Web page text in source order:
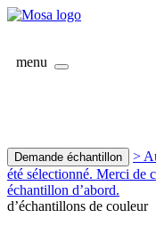
menu
Demande échantillon
>
été sélectionné. Merci de
échantillon d’abord.
d’échantillons de couleur